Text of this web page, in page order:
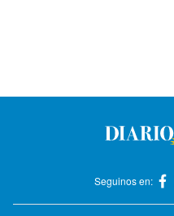
Seguinos en: